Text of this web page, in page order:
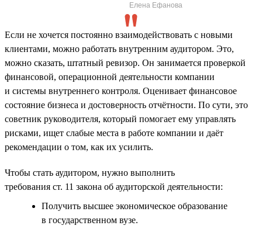
Елена Ефанова
Если не хочется постоянно взаимодействовать с новыми
клиентами, можно работать внутренним аудитором. Это,
можно сказать, штатный ревизор. Он занимается проверкой
финансовой, операционной деятельности компании
и системы внутреннего контроля. Оценивает финансовое
состояние бизнеса и достоверность отчётности. По сути, это
советник руководителя, который помогает ему управлять
рисками, ищет слабые места в работе компании и даёт
рекомендации о том, как их усилить.
Чтобы стать аудитором, нужно выполнить
требования ст. 11 закона об аудиторской деятельности:
Получить высшее экономическое образование
в государственном вузе.